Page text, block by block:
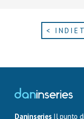
<
Daninseries Il punto